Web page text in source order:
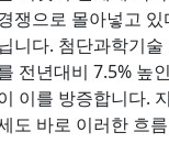
쟁으로 몰아넣고
니다. 첨단과학기
전년대비 7.5% 높
이를 방증합니다.
도 바로 이러한 흐